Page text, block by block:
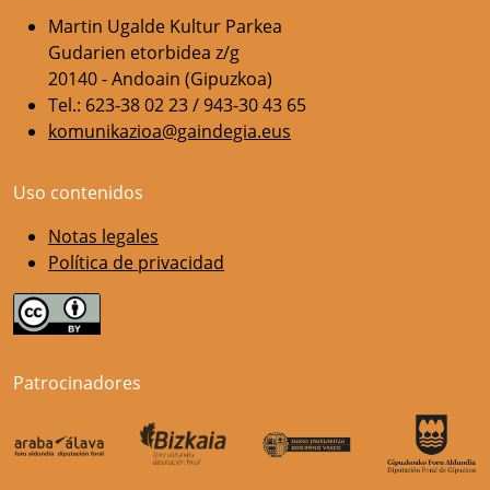
Martin Ugalde Kultur Parkea
Gudarien etorbidea z/g
20140 - Andoain (Gipuzkoa)
Tel.: 623-38 02 23 / 943-30 43 65
komunikazioa@gaindegia.eus
Uso contenidos
Notas legales
Política de privacidad
Patrocinadores